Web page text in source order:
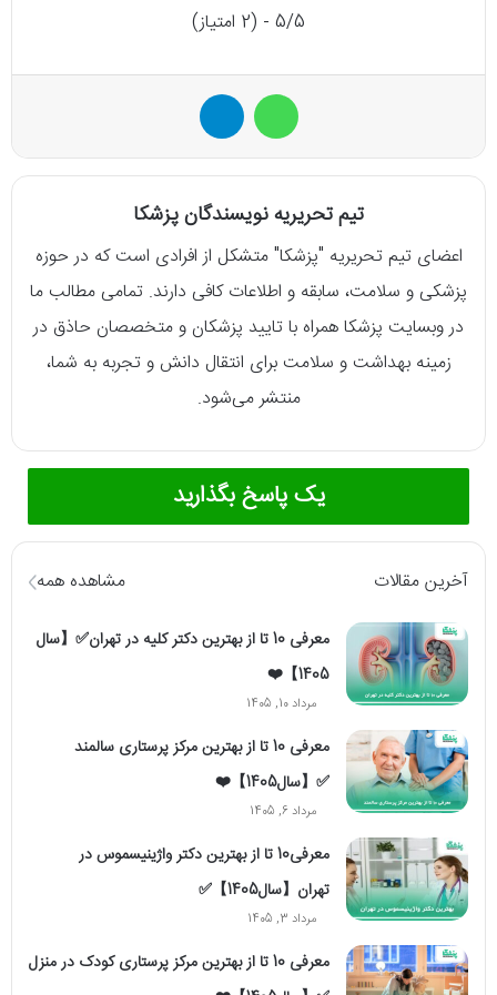
5/5 - (2 امتیاز)
واتس آپ
تیم تحریریه نویسندگان پزشکا
اعضای تیم تحریریه "پزشکا" متشکل از افرادی است که در حوزه
پزشکی و سلامت، سابقه و اطلاعات کافی دارند. تمامی مطالب ما
در وبسایت پزشکا همراه با تایید پزشکان و متخصصان حاذق در
زمینه بهداشت و سلامت برای انتقال دانش و تجربه به شما،
منتشر می‌شود.
یک پاسخ بگذارید
آخرین مقالات مشاهده همه
معرفی 10 تا از بهترین دکتر کلیه در تهران✅【سال
1405】❤️
مرداد 10, 1405
معرفی 10 تا از بهترین مرکز پرستاری سالمند
✅【سال1405】❤️
مرداد 6, 1405
معرفی10 تا از بهترین دکتر واژینیسموس در
تهران【سال1405】✅
مرداد 3, 1405
معرفی 10 تا از بهترین مرکز پرستاری کودک در منزل